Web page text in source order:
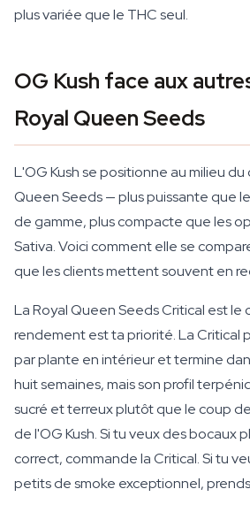
plus variée que le THC seul.
OG Kush face aux
Royal Queen Seeds
L'OG Kush se positionne au milieu
Queen Seeds — plus puissante que
de gamme, plus compacte que les
Sativa. Voici comment elle se
que les clients mettent souvent en
La Royal Queen Seeds Critical est le
rendement est ta priorité. La Critical
par plante en intérieur et termine
huit semaines, mais son profil
sucré et terreux plutôt que le coup
de l'OG Kush. Si tu veux des bocaux
correct, commande la Critical. Si tu
petits de smoke exceptionnel, prends